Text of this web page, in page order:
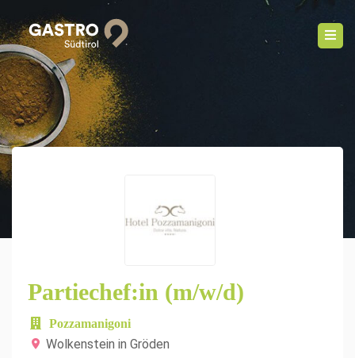
Partiechef:in (m/w/d)
Pozzamanigoni
Wolkenstein in Gröden